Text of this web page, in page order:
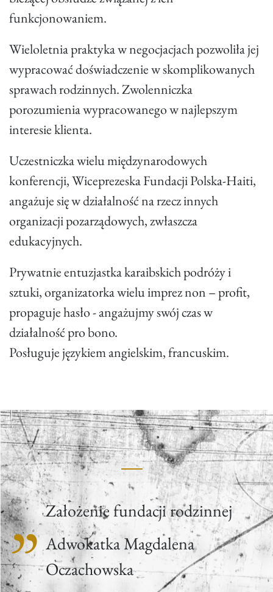
funkcjonowaniem.
Wieloletnia praktyka w negocjacjach pozwoliła jej
wypracować doświadczenie w skomplikowanych
sprawach rodzinnych. Zwolenniczka
porozumienia wypracowanego w najlepszym
interesie klienta.
Uczestniczka wielu międzynarodowych
konferencji, Wiceprezeska Fundacji Polska-Haiti,
angażuje się w działalność na rzecz innych
organizacji pozarządowych, zwłaszcza
edukacyjnych.
Prywatnie entuzjastka karaibskich podróży i
sztuki, organizatorka wielu imprez non – profit,
propaguje hasło - angażujmy swój czas w
działalność pro bono.
Posługuje językiem angielskim, francuskim.
Założenie fundacji rodzinnej
Adwokatka Magdalena
Oczachowska